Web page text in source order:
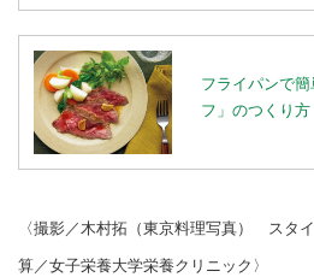
フライパンで
フ」のつくり方
〈撮影／木村拓（東京料理写真） スタ
算／女子栄養大学栄養クリニック〉